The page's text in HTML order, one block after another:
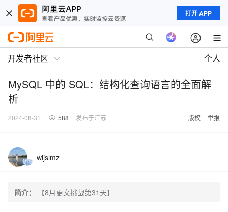
打开 APP
开发者社区 个人
MySQL 中的 SQL：结构化查询语言的全面解
析
2024-08-31 588 发布于江苏 版权 举报
wljslmz
简介： 【8月更文挑战第31天】